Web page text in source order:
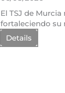
El TSJ de
fortaleciendo su
Details